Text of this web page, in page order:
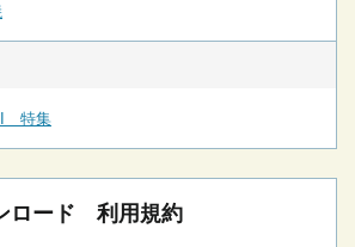
特集
ロード 利用規約